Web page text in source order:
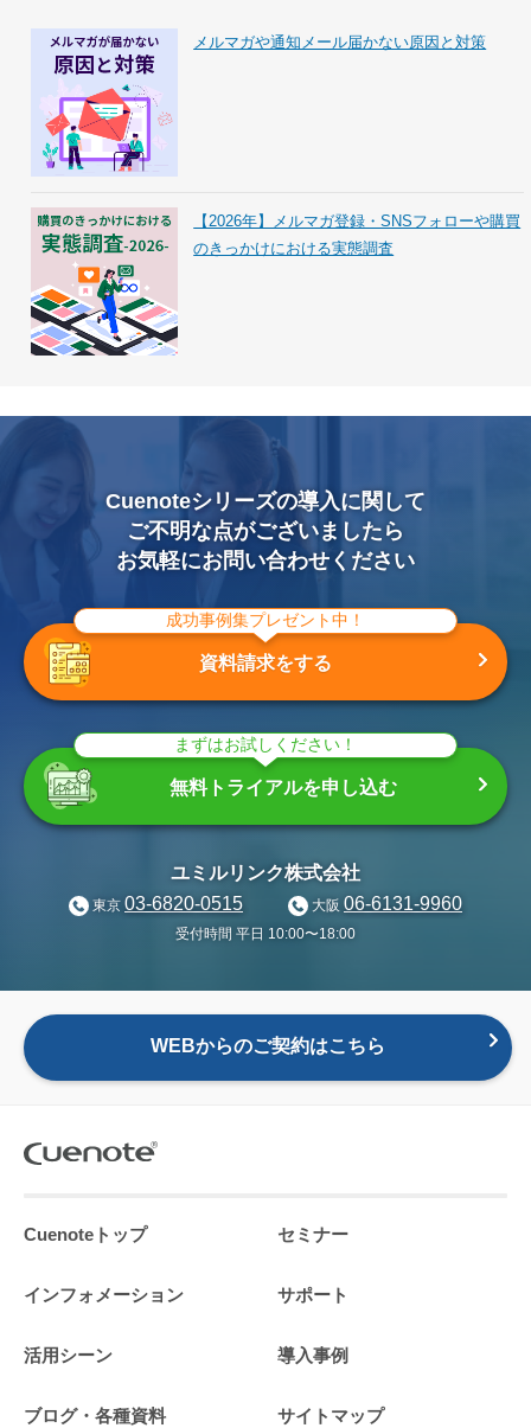
メルマガや通知メール届かない原因と対策
【2026年】メルマガ登録・SNSフォローや購買
のきっかけにおける実態調査
Cuenoteシリーズの導入に関して
ご不明な点がございましたら
お気軽にお問い合わせください
成功事例集プレゼント中！
資料請求をする
まずはお試しください！
無料トライアルを申し込む
ユミルリンク株式会社
東京 03-6820-0515 大阪 06-6131-9960
受付時間 平日 10:00〜18:00
WEBからのご契約はこちら
Cuenoteトップ セミナー
インフォメーション サポート
活用シーン 導入事例
ブログ・各種資料 サイトマップ